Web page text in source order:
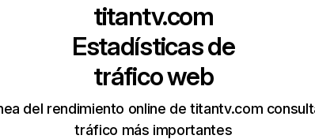
titantv.com
Estadísticas de
tráfico web
del rendimiento online de titantv.com
tráfico más importantes